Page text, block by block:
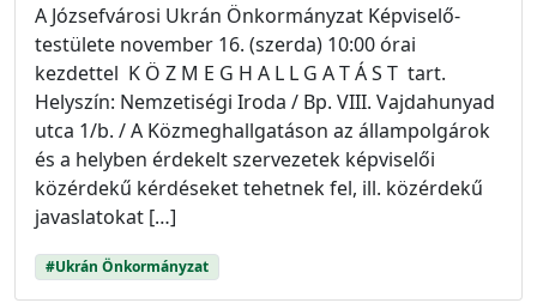
A Józsefvárosi Ukrán Önkormányzat Képviselő-
testülete november 16. (szerda) 10:00 órai
kezdettel K Ö Z M E G H A L L G A T Á S T tart.
Helyszín: Nemzetiségi Iroda / Bp. VIII. Vajdahunyad
utca 1/b. / A Közmeghallgatáson az állampolgárok
és a helyben érdekelt szervezetek képviselői
közérdekű kérdéseket tehetnek fel, ill. közérdekű
javaslatokat […]
#Ukrán Önkormányzat